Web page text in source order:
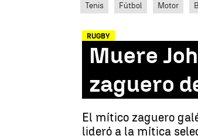
Tenis Fútbol Motor
RUGBY
Muere
zaguero
El mítico zaguero
lideró a la mítica